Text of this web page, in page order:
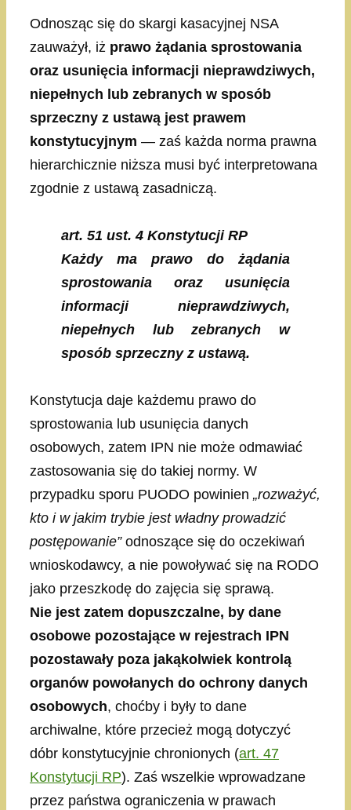
Odnosząc się do skargi kasacyjnej NSA
zauważył, iż prawo żądania sprostowania
oraz usunięcia informacji nieprawdziwych,
niepełnych lub zebranych w sposób
sprzeczny z ustawą jest prawem
konstytucyjnym — zaś każda norma prawna
hierarchicznie niższa musi być interpretowana
zgodnie z ustawą zasadniczą.
art. 51 ust. 4 Konstytucji RP
Każdy ma prawo do żądania
sprostowania oraz usunięcia
informacji nieprawdziwych,
niepełnych lub zebranych w
sposób sprzeczny z ustawą.
Konstytucja daje każdemu prawo do
sprostowania lub usunięcia danych
osobowych, zatem IPN nie może odmawiać
zastosowania się do takiej normy. W
przypadku sporu PUODO powinien „rozważyć,
kto i w jakim trybie jest władny prowadzić
postępowanie”odnoszące się do oczekiwań
wnioskodawcy, a nie powoływać się na RODO
jako przeszkodę do zajęcia się sprawą.
Nie jest zatem dopuszczalne, by dane
osobowe pozostające w rejestrach IPN
pozostawały poza jakąkolwiek kontrolą
organów powołanych do ochrony danych
osobowych, choćby i były to dane
archiwalne, które przecież mogą dotyczyć
dóbr konstytucyjnie chronionych (art. 47
Konstytucji RP). Zaś wszelkie wprowadzane
przez państwa ograniczenia w prawach